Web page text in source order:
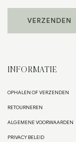
INFORMATIE
OPHALEN OF VERZENDEN
RETOURNEREN
ALGEMENE VOORWAARDEN
PRIVACY BELEID